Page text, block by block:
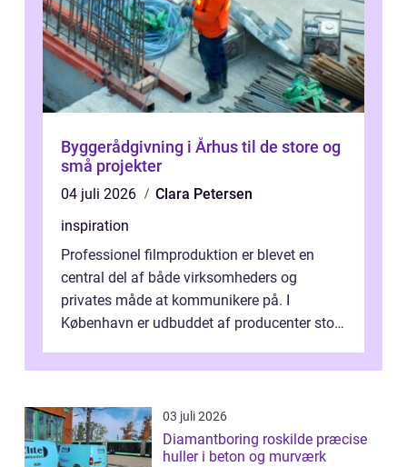
Byggerådgivning i Århus til de store og
små projekter
04 juli 2026
Clara Petersen
inspiration
Professionel filmproduktion er blevet en
central del af både virksomheders og
privates måde at kommunikere på. I
København er udbuddet af producenter stort,
inti...
03 juli 2026
Diamantboring roskilde præcise
huller i beton og murværk